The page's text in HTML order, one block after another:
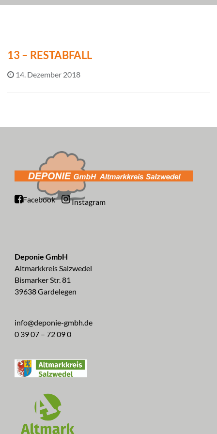
13 – RESTABFALL
14. Dezember 2018
Facebook Instagram
Deponie GmbH
Altmarkkreis Salzwedel
Bismarker Str. 81
39638 Gardelegen
info@deponie-gmbh.de
0 39 07 – 72 09 0